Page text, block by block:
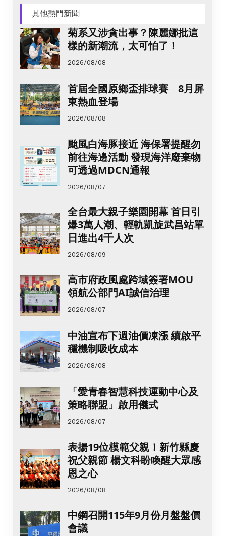
其他熱門新聞
菊系又涉貪出事？陳麗娜批這
樣的新潮流，太可怕了！
2026/08/08
首屆全國原鄉盃排球賽 8月屏
東熱血登場
2026/08/08
颱風白海豚接近 海保署提醒勿
前往海邊活動 發現海洋廢棄物
可透過MDCN通報
2026/08/07
全台最大親子樂園開幕 首日引
爆3萬人潮、輕軌凱旋武昌站單
日進出4千人次
2026/08/09
高市府政風處跨域簽署MOU
領航公部門AI誠信治理
2026/08/07
中油宣布下週油價凍漲 續啟平
穩機制吸收成本
2026/08/08
「愛青春智慧科技運動中心及
策略聯盟」啟用儀式
2026/08/07
表揚19位模範父親！新竹縣慶
祝父親節 楊文科盼喚醒大眾感
恩之心
2026/08/08
中鋼召開115年9月份月盤盤價
會議